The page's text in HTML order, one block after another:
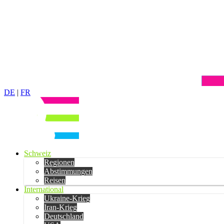
DE | FR
Schweiz
Regionen
Abstimmungen
Reisen
International
Ukraine-Krieg
Iran-Krieg
Deutschland